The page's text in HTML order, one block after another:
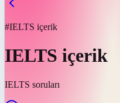
#IELTS içerik
IELTS içerik
IELTS soruları